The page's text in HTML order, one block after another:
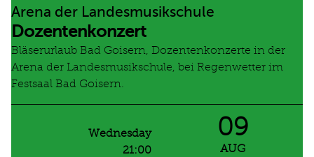
Arena der Landesmusikschule
Dozentenkonzert
Bläserurlaub Bad Goisern, Dozentenkonzerte in der
Arena der Landesmusikschule, bei Regenwetter im
Festsaal Bad Goisern.
Wednesday
21:00
09
AUG